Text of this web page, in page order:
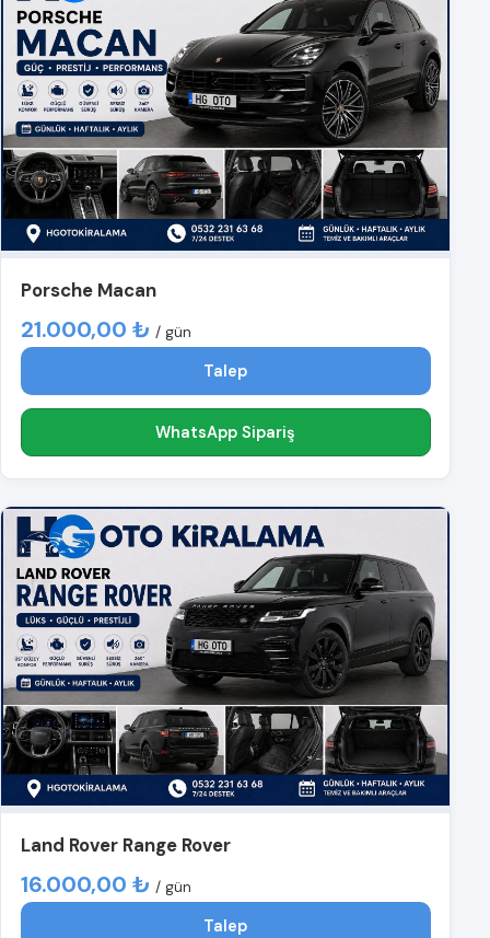
Porsche Macan
21.000,00 ₺ / gün
Talep
WhatsApp Sipariş
Land Rover Range Rover
16.000,00 ₺ / gün
Talep